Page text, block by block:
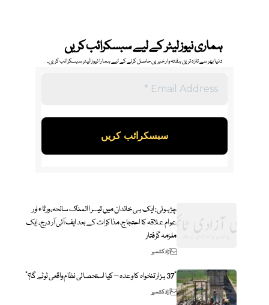
ہماری نیوز لیٹر کے لیے سبسکرائب کریں
دنیا بھر سے تازہ ترین ہفتہ وار خبریں حاصل کرنے کے لیے ہمارا نیوز لیٹر سبسکرائب کریں۔
چڑہوئی: ایک ہی خاندان میں تیسرا المناک سانحہ، ورثاء اور
عوام علاقہ کا احتجاج، مذاکرات کے بعد ایف آئی آر درج، ایک
ملزمہ گرفتار
آزاد کشمیر
“37 ہزار تنخواہ کا وعدہ – کیا استحصالی نظام واقعی ٹوٹے گا؟”
آزاد کشمیر